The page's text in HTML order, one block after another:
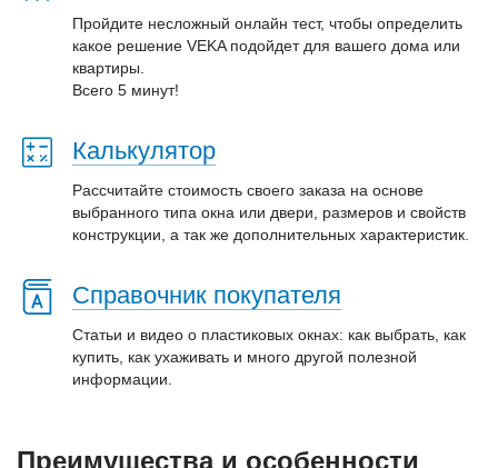
Пройдите несложный онлайн тест, чтобы определить
какое решение VEKA подойдет для вашего дома или
квартиры.
Всего 5 минут!
Калькулятор
Рассчитайте стоимость своего заказа на основе
выбранного типа окна или двери, размеров и свойств
конструкции, а так же дополнительных характеристик.
Справочник покупателя
Статьи и видео о пластиковых окнах: как выбрать, как
купить, как ухаживать и много другой полезной
информации.
Преимущества и особенности